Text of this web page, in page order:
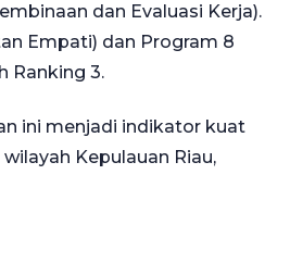
dan Evaluasi Kerja).
Empati) dan Program 8
Ranking 3.
ini menjadi indikator kuat
Kepulauan Riau,